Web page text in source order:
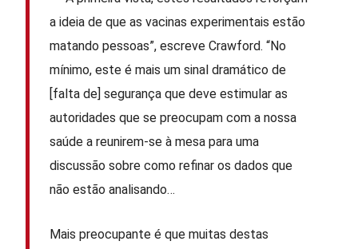
a ideia de que as vacinas experimentais estão
matando pessoas”, escreve Crawford. “No
mínimo, este é mais um sinal dramático de
[falta de] segurança que deve estimular as
autoridades que se preocupam com a nossa
saúde a reunirem-se à mesa para uma
discussão sobre como refinar os dados que
não estão analisando…
Mais preocupante é que muitas destas